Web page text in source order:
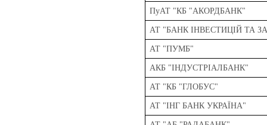
ПуАТ "КБ "АКОРДБАНК"
АТ "БАНК ІНВЕСТИЦІЙ ТА
АТ "ПУМБ"
АКБ "ІНДУСТРIАЛБАНК"
АТ "КБ "ГЛОБУС"
АТ "ІНГ БАНК УКРАЇНА"